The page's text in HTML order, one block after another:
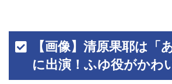
【画像】清原果耶は「
に出演！ふゆ役がかわ